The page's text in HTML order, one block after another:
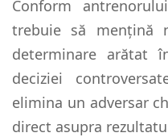
Conform
trebuie să mențină
determinare arătat
deciziei
elimina un adversar
direct asupra